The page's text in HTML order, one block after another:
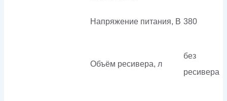
Напряжение питания, В 380
Объём ресивера, л
без
ресивера